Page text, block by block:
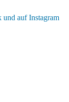
auf Instagram